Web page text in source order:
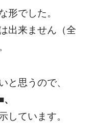
形でした。
出来ません（全
と思うので、
しています。